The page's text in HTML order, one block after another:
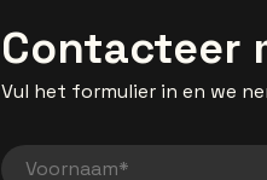
Contacteer
Vul het formulier in en we